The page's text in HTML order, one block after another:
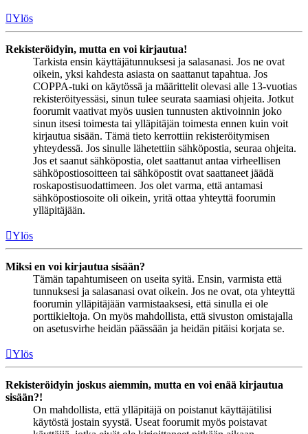
Ylös
Rekisteröidyin, mutta en voi kirjautua!
Tarkista ensin käyttäjätunnuksesi ja salasanasi. Jos ne ovat
oikein, yksi kahdesta asiasta on saattanut tapahtua. Jos
COPPA-tuki on käytössä ja määrittelit olevasi alle 13-vuotias
rekisteröityessäsi, sinun tulee seurata saamiasi ohjeita. Jotkut
foorumit vaativat myös uusien tunnusten aktivoinnin joko
sinun itsesi toimesta tai ylläpitäjän toimesta ennen kuin voit
kirjautua sisään. Tämä tieto kerrottiin rekisteröitymisen
yhteydessä. Jos sinulle lähetettiin sähköpostia, seuraa ohjeita.
Jos et saanut sähköpostia, olet saattanut antaa virheellisen
sähköpostiosoitteen tai sähköpostit ovat saattaneet jäädä
roskapostisuodattimeen. Jos olet varma, että antamasi
sähköpostiosoite oli oikein, yritä ottaa yhteyttä foorumin
ylläpitäjään.
Ylös
Miksi en voi kirjautua sisään?
Tämän tapahtumiseen on useita syitä. Ensin, varmista että
tunnuksesi ja salasanasi ovat oikein. Jos ne ovat, ota yhteyttä
foorumin ylläpitäjään varmistaaksesi, että sinulla ei ole
porttikieltoja. On myös mahdollista, että sivuston omistajalla
on asetusvirhe heidän päässään ja heidän pitäisi korjata se.
Ylös
Rekisteröidyin joskus aiemmin, mutta en voi enää kirjautua
sisään?!
On mahdollista, että ylläpitäjä on poistanut käyttäjätilisi
käytöstä jostain syystä. Useat foorumit myös poistavat